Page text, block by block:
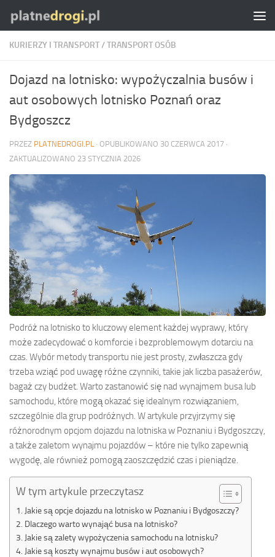
Skip to content
KURIERZY I TRANSPORT/TRANSPORT OSÓB
Dojazd na lotnisko: wypożyczalnia busów i
aut osobowych lotnisko Poznań oraz
Bydgoszcz
PRZEZ PLATNEDROGI.PL · OPUBLIKOWANO 30 CZERWCA 2017 ·
ZAKTUALIZOWANO 23 STYCZNIA 2026
Podróż na lotnisko to kluczowy element każdej wyprawy, który
może zadecydować o komforcie i bezproblemowym dotarciu na
czas. Wybór metody transportu nie jest prosty, zwłaszcza gdy
trzeba wziąć pod uwagę różne czynniki, takie jak liczba pasażerów,
bagaż czy budżet. Warto zastanowić się nad wynajmem busa lub
samochodu, które mogą okazać się idealnym rozwiązaniem,
szczególnie dla grup podróżnych. W artykule przyjrzymy się
różnorodnym opcjom dojazdu na lotniska w Poznaniu i Bydgoszczy,
a także zaletom wynajmu pojazdów – które nie tylko zapewnią
wygodę, ale również pomogą zaoszczędzić czas i pieniądze.
W tym artykule przeczytasz
Jakie są opcje dojazdu na lotnisko w Poznaniu i Bydgoszczy?
Dlaczego warto wynająć busa na lotnisko?
Jakie są zalety wypożyczenia samochodu na lotnisku?
Jakie są koszty wynajmu busów i aut osobowych?